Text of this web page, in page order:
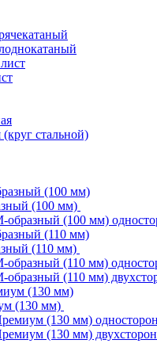
стальной)
(100 мм)
образный (100 мм)
(110 мм)
образный (110 мм)
(110 мм)
(130 мм)
(130 мм)
(130 мм)